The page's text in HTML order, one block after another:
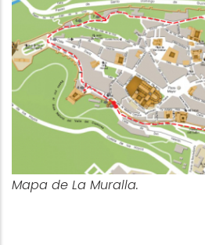
Mapa de La Muralla.